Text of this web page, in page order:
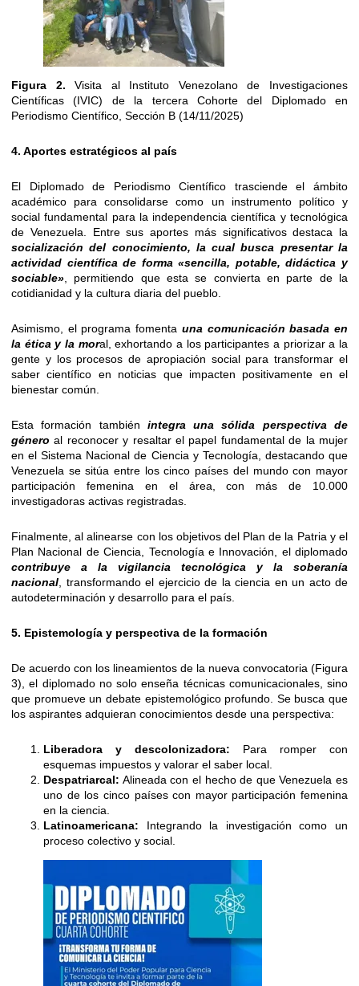
Figura 2.Visita al Instituto Venezolano de Investigaciones
Científicas (IVIC) de la tercera Cohorte del Diplomado en
Periodismo Científico, Sección B (14/11/2025)
4. Aportes estratégicos al país
El Diplomado de Periodismo Científico trasciende el ámbito
académico para consolidarse como un instrumento político y
social fundamental para la independencia científica y tecnológica
de Venezuela. Entre sus aportes más significativos destaca la
socialización del conocimiento, la cual busca presentar la
actividad científica de forma «sencilla, potable, didáctica y
sociable» , permitiendo que esta se convierta en parte de la
cotidianidad y la cultura diaria del pueblo.
Asimismo, el programa fomenta una comunicación basada en
la ética y la moral, exhortando a los participantes a priorizar a la
gente y los procesos de apropiación social para transformar el
saber científico en noticias que impacten positivamente en el
bienestar común.
Esta formación también integra una sólida perspectiva de
géneroal reconocer y resaltar el papel fundamental de la mujer
en el Sistema Nacional de Ciencia y Tecnología, destacando que
Venezuela se sitúa entre los cinco países del mundo con mayor
participación femenina en el área, con más de 10.000
investigadoras activas registradas.
Finalmente, al alinearse con los objetivos del Plan de la Patria y el
Plan Nacional de Ciencia, Tecnología e Innovación, el diplomado
contribuye a la vigilancia tecnológica y la soberanía
nacional , transformando el ejercicio de la ciencia en un acto de
autodeterminación y desarrollo para el país.
5. Epistemología y perspectiva de la formación
De acuerdo con los lineamientos de la nueva convocatoria (Figura
3), el diplomado no solo enseña técnicas comunicacionales, sino
que promueve un debate epistemológico profundo. Se busca que
los aspirantes adquieran conocimientos desde una perspectiva:
Liberadora y descolonizadora: Para romper con
esquemas impuestos y valorar el saber local.
Despatriarcal: Alineada con el hecho de que Venezuela es
uno de los cinco países con mayor participación femenina
en la ciencia.
Latinoamericana: Integrando la investigación como un
proceso colectivo y social.